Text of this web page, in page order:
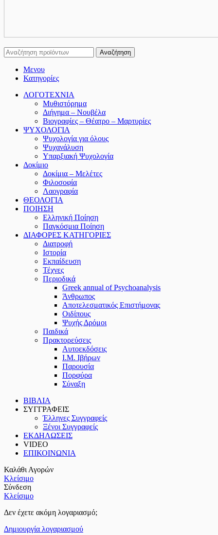
Αναζήτηση
Μενου
Κατηγορίες
ΛΟΓΟΤΕΧΝΙΑ
Μυθιστόρημα
Διήγημα – Νουβέλα
Βιογραφίες – Θέατρο – Μαρτυρίες
ΨΥΧΟΛΟΓΙΑ
Ψυχολογία για όλους
Ψυχανάλυση
Υπαρξιακή Ψυχολογία
Δοκίμιο
Δοκίμια – Μελέτες
Φιλοσοφία
Λαογραφία
ΘΕΟΛΟΓΙΑ
ΠΟΙΗΣΗ
Ελληνική Ποίηση
Παγκόσμια Ποίηση
ΔΙΑΦΟΡΕΣ ΚΑΤΗΓΟΡΙΕΣ
Διατροφή
Ιστορία
Εκπαίδευση
Τέχνες
Περιοδικά
Greek annual of Psychoanalysis
Άνθρωπος
Αποτελεσματικός Επιστήμονας
Οιδίπους
Ψυχής Δρόμοι
Παιδικά
Πρακτoρεύσεις
Αυτοεκδόσεις
Ι.Μ. Ιβήρων
Παρουσία
Πορφύρα
Σύναξη
ΒΙΒΛΙΑ
ΣΥΓΓΡΑΦΕΙΣ
Έλληνες Συγγραφείς
Ξένοι Συγγραφείς
ΕΚΔΗΛΩΣΕΙΣ
VIDEO
ΕΠΙΚΟΙΝΩΝΙΑ
Καλάθι Αγορών
Κλείσιμο
Σύνδεση
Κλείσιμο
Δεν έχετε ακόμη λογαριασμό;
Δημιουργία λογαριασμού